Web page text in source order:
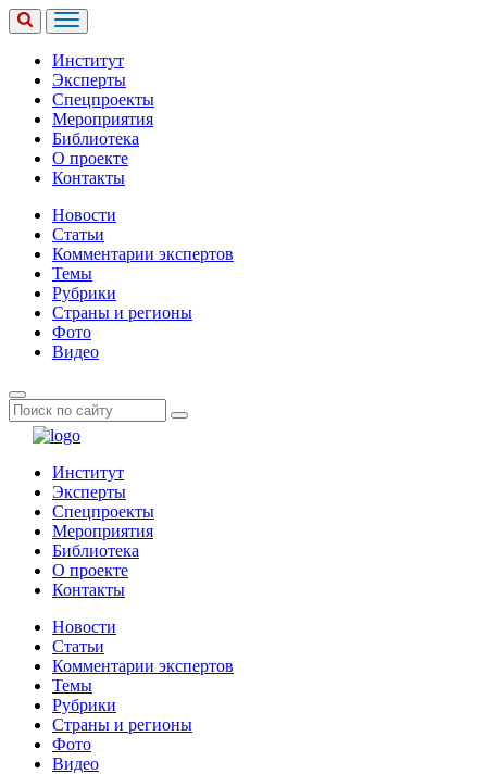
Институт
Эксперты
Спецпроекты
Мероприятия
Библиотека
О проекте
Контакты
Новости
Статьи
Комментарии экспертов
Темы
Рубрики
Страны и регионы
Фото
Видео
Институт
Эксперты
Спецпроекты
Мероприятия
Библиотека
О проекте
Контакты
Новости
Статьи
Комментарии экспертов
Темы
Рубрики
Страны и регионы
Фото
Видео